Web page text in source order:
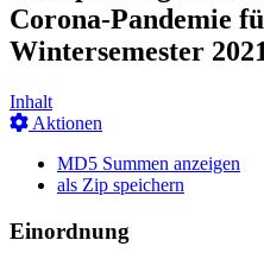
Corona-Pandemie
Wintersemester
Inhalt
Aktionen
MD5 Summen anzeigen
als Zip speichern
Einordnung